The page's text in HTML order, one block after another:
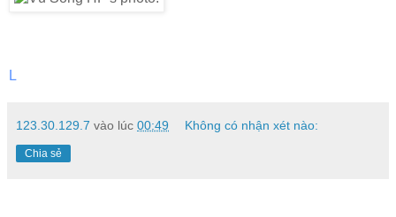
L
123.30.129.7 vào lúc 00:49 Không có nhận xét nào:
Chia sẻ